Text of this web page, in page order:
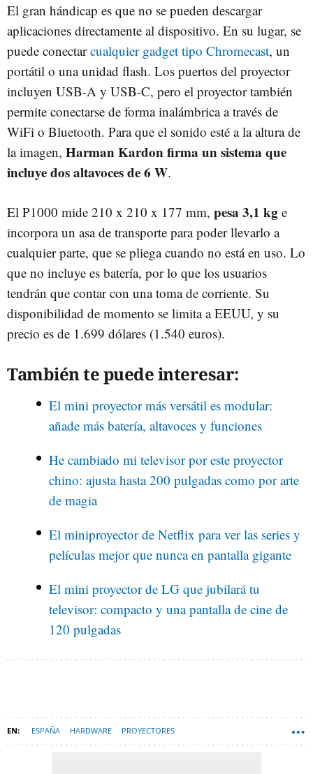
El gran hándicap es que no se pueden descargar
aplicaciones directamente al dispositivo. En su lugar, se
puede conectarcualquier gadget tipo Chromecast, un
portátil o una unidad flash. Los puertos del proyector
incluyen USB-A y USB-C, pero el proyector también
permite conectarse de forma inalámbrica a través de
WiFi o Bluetooth. Para que el sonido esté a la altura de
la imagen, Harman Kardon firma un sistema que
incluye dos altavoces de 6 W.
El P1000 mide 210 x 210 x 177 mm, pesa 3,1 kg e
incorpora un asa de transporte para poder llevarlo a
cualquier parte, que se pliega cuando no está en uso. Lo
que no incluye es batería, por lo que los usuarios
tendrán que contar con una toma de corriente. Su
disponibilidad de momento se limita a EEUU, y su
precio es de 1.699 dólares (1.540 euros).
También te puede interesar:
El mini proyector más versátil es modular:
añade más batería, altavoces y funciones
He cambiado mi televisor por este proyector
chino: ajusta hasta 200 pulgadas como por arte
de magia
El miniproyector de Netflix para ver las series y
películas mejor que nunca en pantalla gigante
El mini proyector de LG que jubilará tu
televisor: compacto y una pantalla de cine de
120 pulgadas
ESPAÑA HARDWARE PROYECTORES